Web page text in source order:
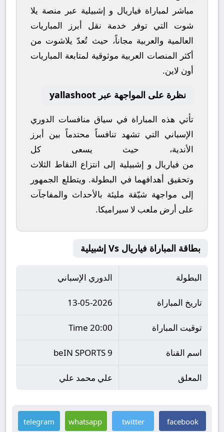
مباشر
لمباراة فياريال و إشبيلية عبر منصة يلا
شوت التي توفر خدمة نقل أبرز المباريات
العالمية والعربية مجاناً، حيث تُعدّ يلاشوت من
أكثر المنصات العربية موثوقية لمتابعة المباريات
أون لاين.
نظرة على المواجهة عبر yallashoot
تأتي هذه المباراة في سياق منافسات الدوري
الإسباني التي تشهد تنافساً محتدماً بين أبرز
الأندية، حيث يسعى كل
من فياريال و إشبيلية إلى انتزاع النقاط الثلاث
وتحقيق أهدافهما في البطولة. ويتطلع الجمهور
إلى مواجهة شيّقة مليئة بالأحداث والمفاجآت
على أرض ملعب لا سيراميكا.
بطاقة المباراة فياريال Vs إشبيلية
البطولة الدوري الإسباني
تاريخ المباراة 13-05-2026
توقيت المباراة 20:00 Time
اسم القناة beIN SPORTS 9
المعلق علي محمد علي
facebook
twitter
whatsapp
telegram